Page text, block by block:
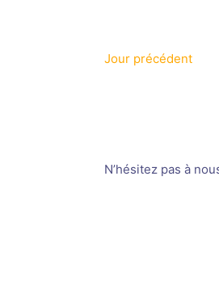
Jour précédent
N’hésitez pas à